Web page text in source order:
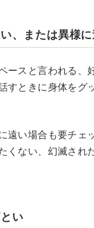
、または異様
ースと言われる、
すときに身体を
遠い場合も要チェッ
くない、幻滅され
い